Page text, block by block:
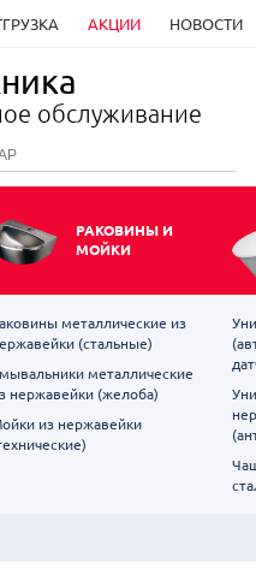
АКЦИИ НОВОСТИ
обслуживание
РАКОВИНЫ И
МОЙКИ
металлические из
(стальные)
металлические
нержавейки (желоба)
из нержавейки